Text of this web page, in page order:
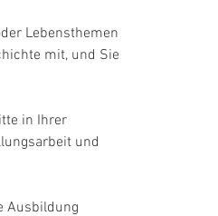
Lebensthemen
mit, und Sie
in Ihrer
und
Ausbildung